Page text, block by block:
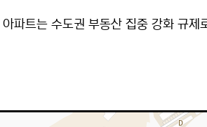
파트는 수도권 부동산 집중 강화 규제